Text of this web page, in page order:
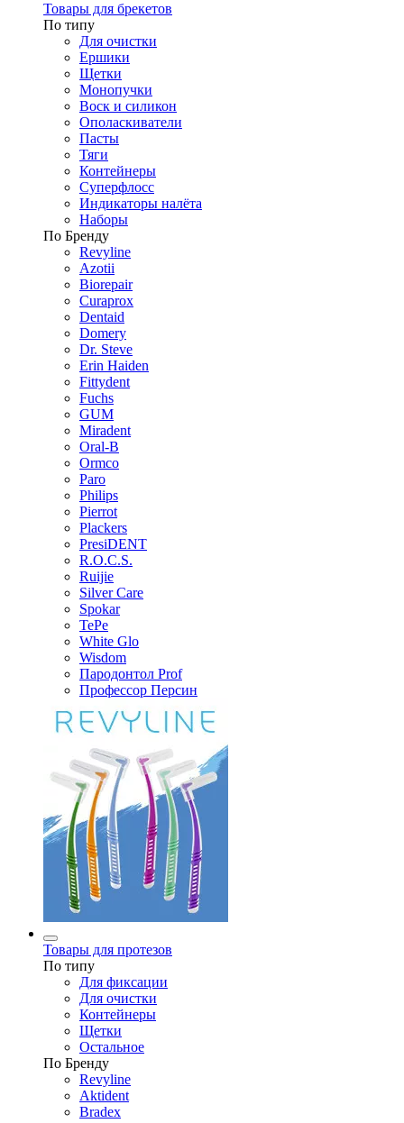
Товары для брекетов
По типу
Для очистки
Ершики
Щетки
Монопучки
Воск и силикон
Ополаскиватели
Пасты
Тяги
Контейнеры
Суперфлосс
Индикаторы налёта
Наборы
По Бренду
Revyline
Azotii
Biorepair
Curaprox
Dentaid
Domery
Dr. Steve
Erin Haiden
Fittydent
Fuchs
GUM
Miradent
Oral-B
Ormco
Paro
Philips
Pierrot
Plackers
PresiDENT
R.O.C.S.
Ruijie
Silver Care
Spokar
TePe
White Glo
Wisdom
Пародонтол Prof
Профессор Персин
Товары для протезов
По типу
Для фиксации
Для очистки
Контейнеры
Щетки
Остальное
По Бренду
Revyline
Aktident
Bradex